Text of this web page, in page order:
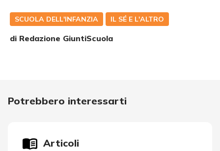
SCUOLA DELL'INFANZIA IL SÉ E L'ALTRO
di Redazione GiuntiScuola
Potrebbero interessarti
Articoli